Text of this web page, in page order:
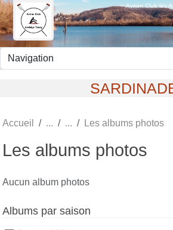
Aviron Club les
Accueil Les albums photos
Les albums photos
Aucun album photos
Albums par saison
Panneau de gestion des cookies